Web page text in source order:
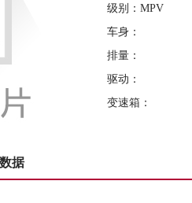
级别：MPV
车身：
排量：
驱动：
变速箱：
据